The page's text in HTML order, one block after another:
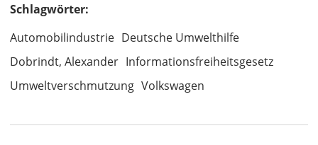
Schlagwörter:
Automobilindustrie Deutsche Umwelthilfe
Dobrindt, Alexander Informationsfreiheitsgesetz
Umweltverschmutzung Volkswagen